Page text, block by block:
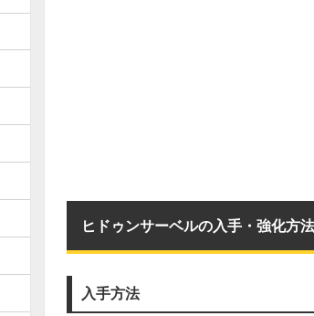
ヒドゥンサーベルの入手・強化方法
入手方法